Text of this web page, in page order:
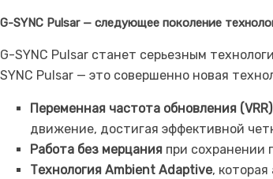
G-SYNC Pulsar — следующее поколение
G-SYNC Pulsar станет серьезным
SYNC Pulsar — это совершенно новая
Переменная частота обновления (VRR)
движение, достигая эффективной
Работа без мерцанияпри сохранении
Технология Ambient Adaptive,